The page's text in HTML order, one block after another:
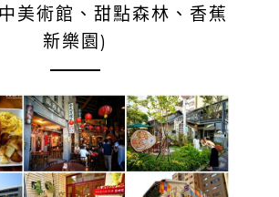
美術館、甜點森林、香蕉
新樂園)